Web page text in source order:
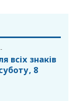
-
всіх знаків
8